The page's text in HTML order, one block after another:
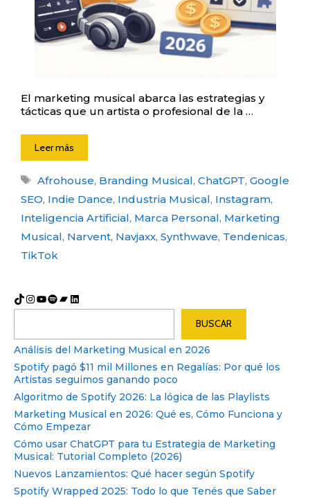
El marketing musical abarca las estrategias y
tácticas que un artista o profesional de la …
Leer más
Etiquetas
Afrohouse, Branding Musical, ChatGPT, Google
SEO, Indie Dance, Industria Musical, Instagram,
Inteligencia Artificial, Marca Personal, Marketing
Musical, Narvent, Navjaxx, Synthwave, Tendenicas,
TikTok
TikTok
Instagram
YouTube
Spotify
Bandcamp
LinkedIn
BUSCAR
Análisis del Marketing Musical en 2026
Spotify pagó $11 mil Millones en Regalías: Por qué los
Artistas seguimos ganando poco
Algoritmo de Spotify 2026: La lógica de las Playlists
Marketing Musical en 2026: Qué es, Cómo Funciona y
Cómo Empezar
Cómo usar ChatGPT para tu Estrategia de Marketing
Musical: Tutorial Completo (2026)
Nuevos Lanzamientos: Qué hacer según Spotify
Spotify Wrapped 2025: Todo lo que Tenés que Saber